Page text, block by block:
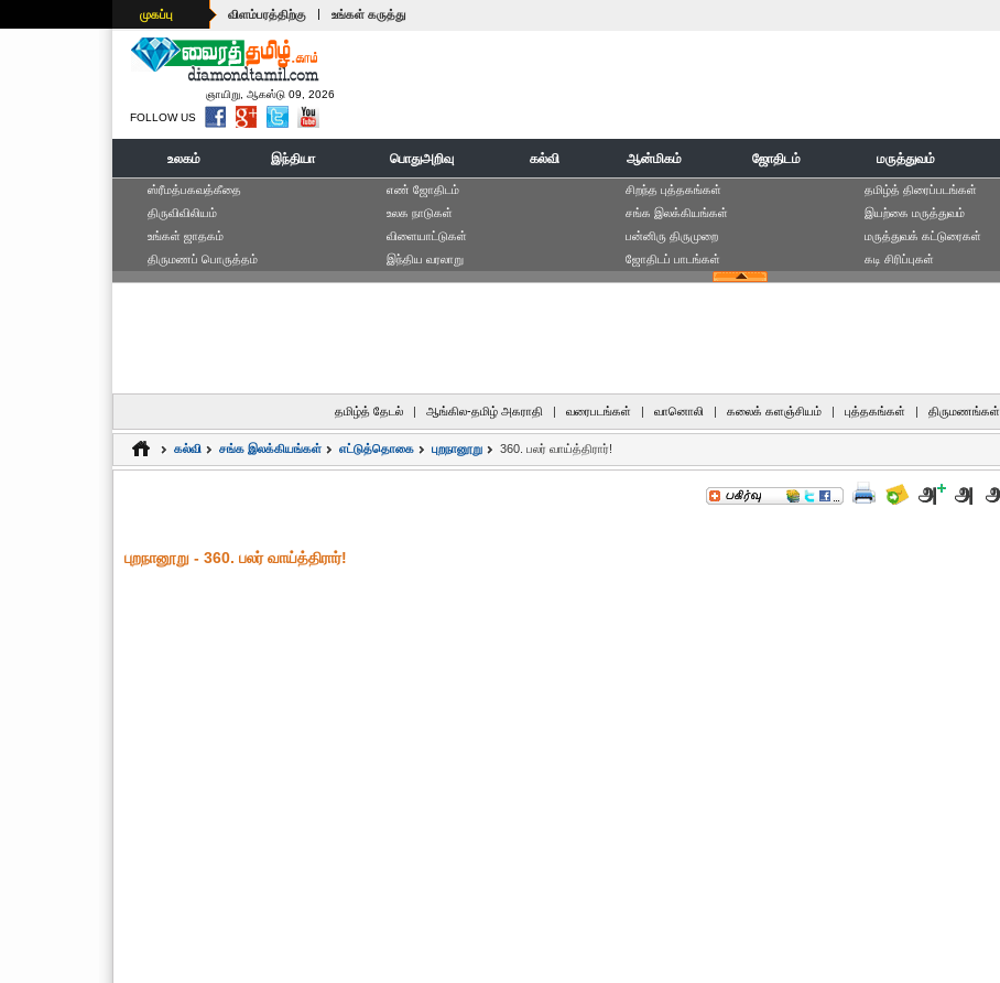
முகப்பு விளம்பரத்திற்கு | உங்கள் கருத்து
ஞாயிறு, ஆகஸ்டு 09, 2026
FOLLOW US
உலகம் இந்தியா பொதுஅறிவு கல்வி ஆன்மிகம் ஜோதிடம் மருத்துவம்
ஸ்ரீமத்பகவத்கீதை
திருவிவிலியம்
உங்கள் ஜாதகம்
திருமணப் பொருத்தம்
எ‌ண் ஜோ‌திட‌ம்
உலக நாடுகள்
விளையாட்டுகள்
இந்திய வரலாறு
சிறந்த புத்தகங்கள்
சங்க இலக்கியங்கள்
பன்னிரு திருமுறை
ஜோதிடப் பாடங்கள்
தமிழ்த் திரைப்படங்கள்
இயற்கை மருத்துவம்
மருத்துவக் கட்டுரைகள்
கடி சிரிப்புகள்
தமிழ்த் தேடல் | ஆங்கில-தமிழ் அகராதி | வரைபடங்கள் | வானொலி | கலைக் களஞ்சியம் | புத்தகங்கள் | திருமணங்கள்
கல்வி சங்க இலக்கியங்கள் எட்டுத்தொகை புறநானூறு 360. பலர் வாய்த்திரார்!
புறநானூறு - 360. பலர் வாய்த்திரார்!